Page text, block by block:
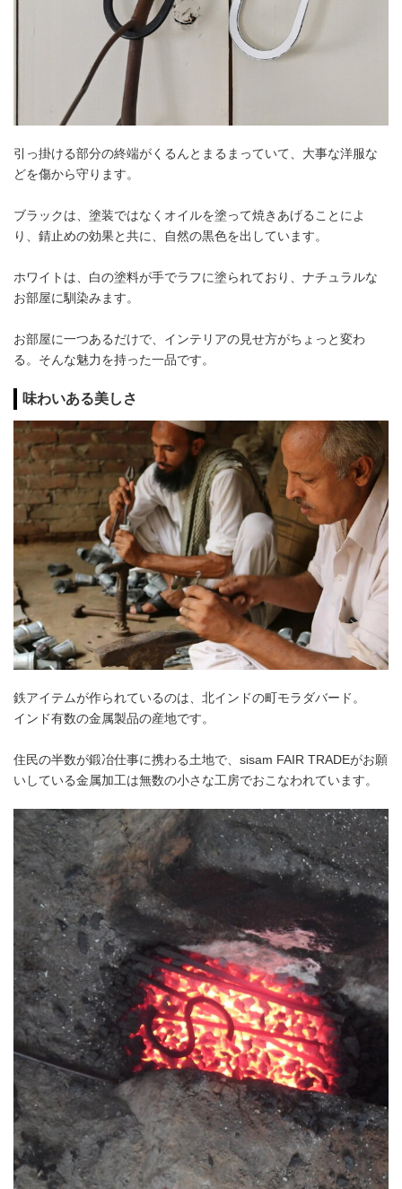
引っ掛ける部分の終端がくるんとまるまっていて、大事な洋服な
どを傷から守ります。
ブラックは、塗装ではなくオイルを塗って焼きあげることによ
り、錆止めの効果と共に、自然の黒色を出しています。
ホワイトは、白の塗料が手でラフに塗られており、ナチュラルな
お部屋に馴染みます。
お部屋に一つあるだけで、インテリアの見せ方がちょっと変わ
る。そんな魅力を持った一品です。
味わいある美しさ
鉄アイテムが作られているのは、北インドの町モラダバード。
インド有数の金属製品の産地です。
住民の半数が鍛冶仕事に携わる土地で、sisam FAIR TRADEがお願
いしている金属加工は無数の小さな工房でおこなわれています。